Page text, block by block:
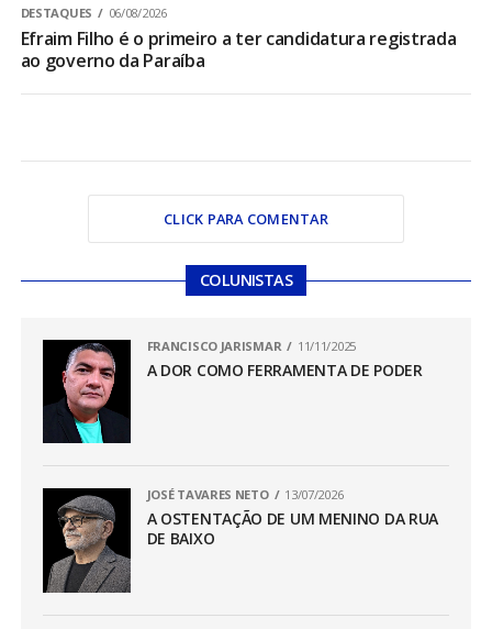
DESTAQUES 06/08/2026
Efraim Filho é o primeiro a ter candidatura registrada
ao governo da Paraíba
CLICK PARA COMENTAR
COLUNISTAS
FRANCISCO JARISMAR 11/11/2025
A DOR COMO FERRAMENTA DE PODER
JOSÉ TAVARES NETO 13/07/2026
A OSTENTAÇÃO DE UM MENINO DA RUA
DE BAIXO